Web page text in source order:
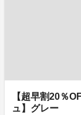
【超早割20
ュ】グレー